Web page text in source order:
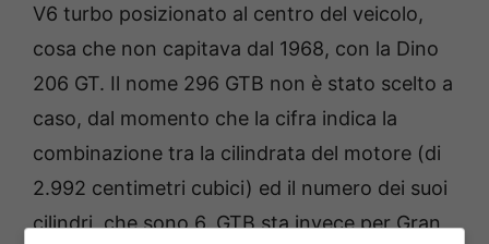
V6 turbo posizionato al centro del veicolo,
cosa che non capitava dal 1968, con la Dino
206 GT. Il nome 296 GTB non è stato scelto a
caso, dal momento che la cifra indica la
combinazione tra la cilindrata del motore (di
2.992 centimetri cubici) ed il numero dei suoi
cilindri, che sono 6. GTB sta invece per Gran